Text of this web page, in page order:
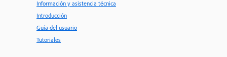
Información y asistencia técnica
Introducción
Guía del usuario
Tutoriales